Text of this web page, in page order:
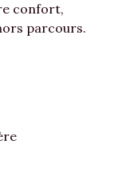
confort,
parcours.